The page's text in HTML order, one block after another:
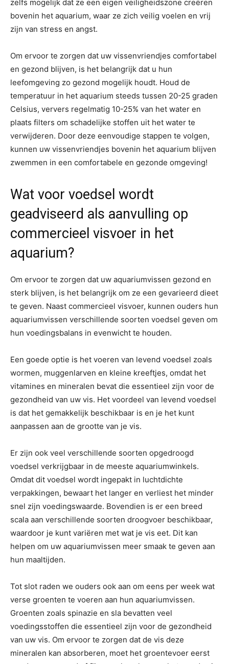
zelfs mogelijk dat ze een eigen veiligheidszone creëren
bovenin het aquarium, waar ze zich veilig voelen en vrij
zijn van stress en angst.
Om ervoor te zorgen dat uw vissenvriendjes comfortabel
en gezond blijven, is het belangrijk dat u hun
leefomgeving zo gezond mogelijk houdt. Houd de
temperatuur in het aquarium steeds tussen 20-25 graden
Celsius, ververs regelmatig 10-25% van het water en
plaats filters om schadelijke stoffen uit het water te
verwijderen. Door deze eenvoudige stappen te volgen,
kunnen uw vissenvriendjes bovenin het aquarium blijven
zwemmen in een comfortabele en gezonde omgeving!
Wat voor voedsel wordt
geadviseerd als aanvulling op
commercieel visvoer in het
aquarium?
Om ervoor te zorgen dat uw aquariumvissen gezond en
sterk blijven, is het belangrijk om ze een gevarieerd dieet
te geven. Naast commercieel visvoer, kunnen ouders hun
aquariumvissen verschillende soorten voedsel geven om
hun voedingsbalans in evenwicht te houden.
Een goede optie is het voeren van levend voedsel zoals
wormen, muggenlarven en kleine kreeftjes, omdat het
vitamines en mineralen bevat die essentieel zijn voor de
gezondheid van uw vis. Het voordeel van levend voedsel
is dat het gemakkelijk beschikbaar is en je het kunt
aanpassen aan de grootte van je vis.
Er zijn ook veel verschillende soorten opgedroogd
voedsel verkrijgbaar in de meeste aquariumwinkels.
Omdat dit voedsel wordt ingepakt in luchtdichte
verpakkingen, bewaart het langer en verliest het minder
snel zijn voedingswaarde. Bovendien is er een breed
scala aan verschillende soorten droogvoer beschikbaar,
waardoor je kunt variëren met wat je vis eet. Dit kan
helpen om uw aquariumvissen meer smaak te geven aan
hun maaltijden.
Tot slot raden we ouders ook aan om eens per week wat
verse groenten te voeren aan hun aquariumvissen.
Groenten zoals spinazie en sla bevatten veel
voedingsstoffen die essentieel zijn voor de gezondheid
van uw vis. Om ervoor te zorgen dat de vis deze
mineralen kan absorberen, moet het groentevoer eerst